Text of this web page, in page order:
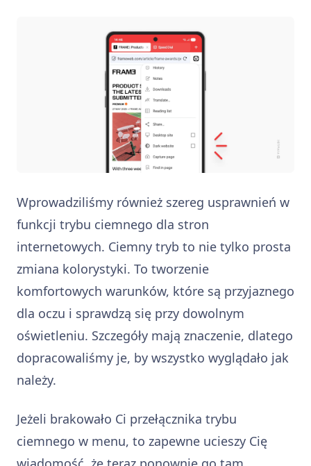
Wprowadziliśmy również szereg usprawnień w
funkcji trybu ciemnego dla stron
internetowych. Ciemny tryb to nie tylko prosta
zmiana kolorystyki. To tworzenie
komfortowych warunków, które są przyjaznego
dla oczu i sprawdzą się przy dowolnym
oświetleniu. Szczegóły mają znaczenie, dlatego
dopracowaliśmy je, by wszystko wyglądało jak
należy.
Jeżeli brakowało Ci przełącznika trybu
ciemnego w menu, to zapewne ucieszy Cię